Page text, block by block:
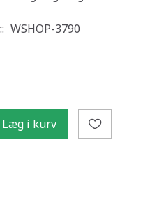
WSHOP-3790
Læg i kurv